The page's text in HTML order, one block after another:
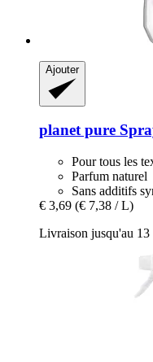
Ajouter
planet pure
Pour tous les
Parfum naturel
Sans additifs
€ 3,69 (€ 7,38 / L)
Livraison jusqu'au 13